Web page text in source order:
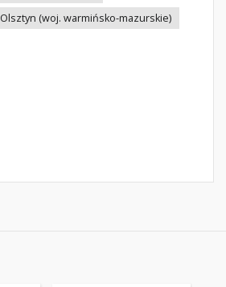
Olsztyn (woj. warmińsko-mazurskie)